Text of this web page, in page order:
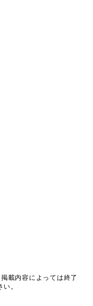
載内容によっては終了
。